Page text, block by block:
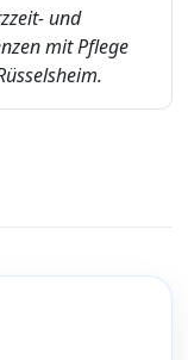
und
mit Pflege